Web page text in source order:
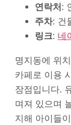
연락처:
주차: 건
링크: 네
명지동에 위
카페로 이용
장점입니다.
며져 있으며
지해 아이들